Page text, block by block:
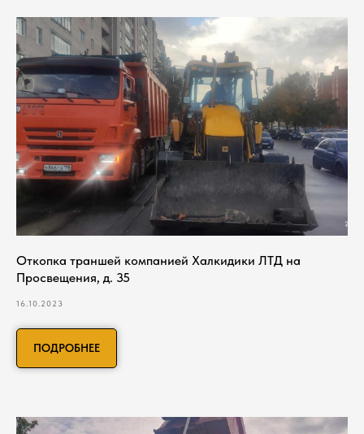
Откопка траншей компанией Халкидики ЛТД на
Просвещения, д. 35
16.10.2023
ПОДРОБНЕЕ